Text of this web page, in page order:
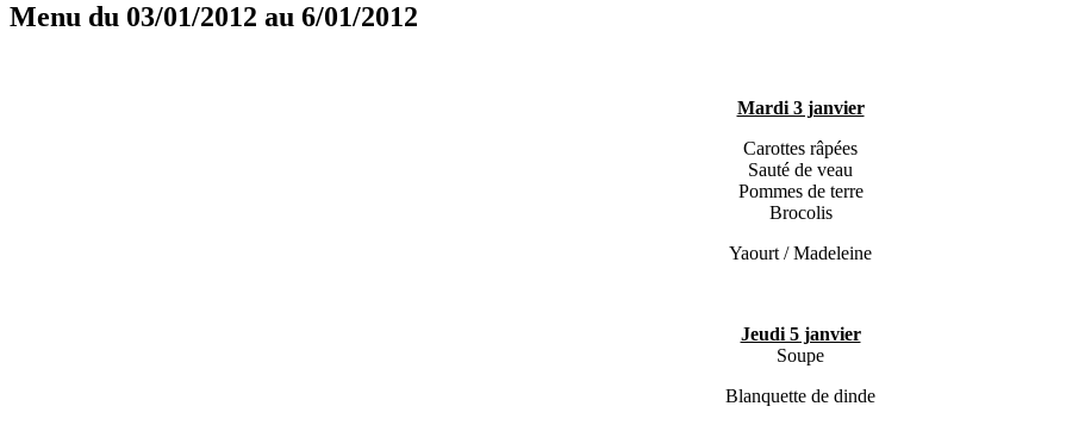
Menu du 03/01/2012 au 6/01/2012
Mardi 3 janvier
Carottes râpées
Sauté de veau
Pommes de terre
Brocolis
Yaourt / Madeleine
Jeudi 5 janvier
Soupe
Blanquette de dinde